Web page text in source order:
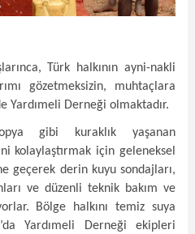
Türk halkının ayni-nakli
gözetmeksizin, muhtaçlara
Yardımeli Derneği olmaktadır.
gibi kuraklık yaşanan
kolaylaştırmak için geleneksel
geçerek derin kuyu sondajları,
ve düzenli teknik bakım ve
Bölge halkını temiz suya
Yardımeli Derneği ekipleri